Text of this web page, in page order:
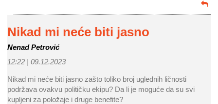
Nikad mi neće biti jasno
Nenad Petrović
12:22 | 09.12.2023
Nikad mi neće biti jasno zašto toliko broj uglednih ličnosti
podržava ovakvu političku ekipu? Da li je moguće da su svi
kupljeni za položaje i druge benefite?